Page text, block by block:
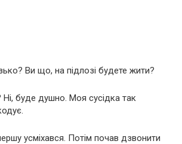
Ви що, на підлозі будете жити?
буде душно. Моя сусідка так
усміхався. Потім почав дзвонити